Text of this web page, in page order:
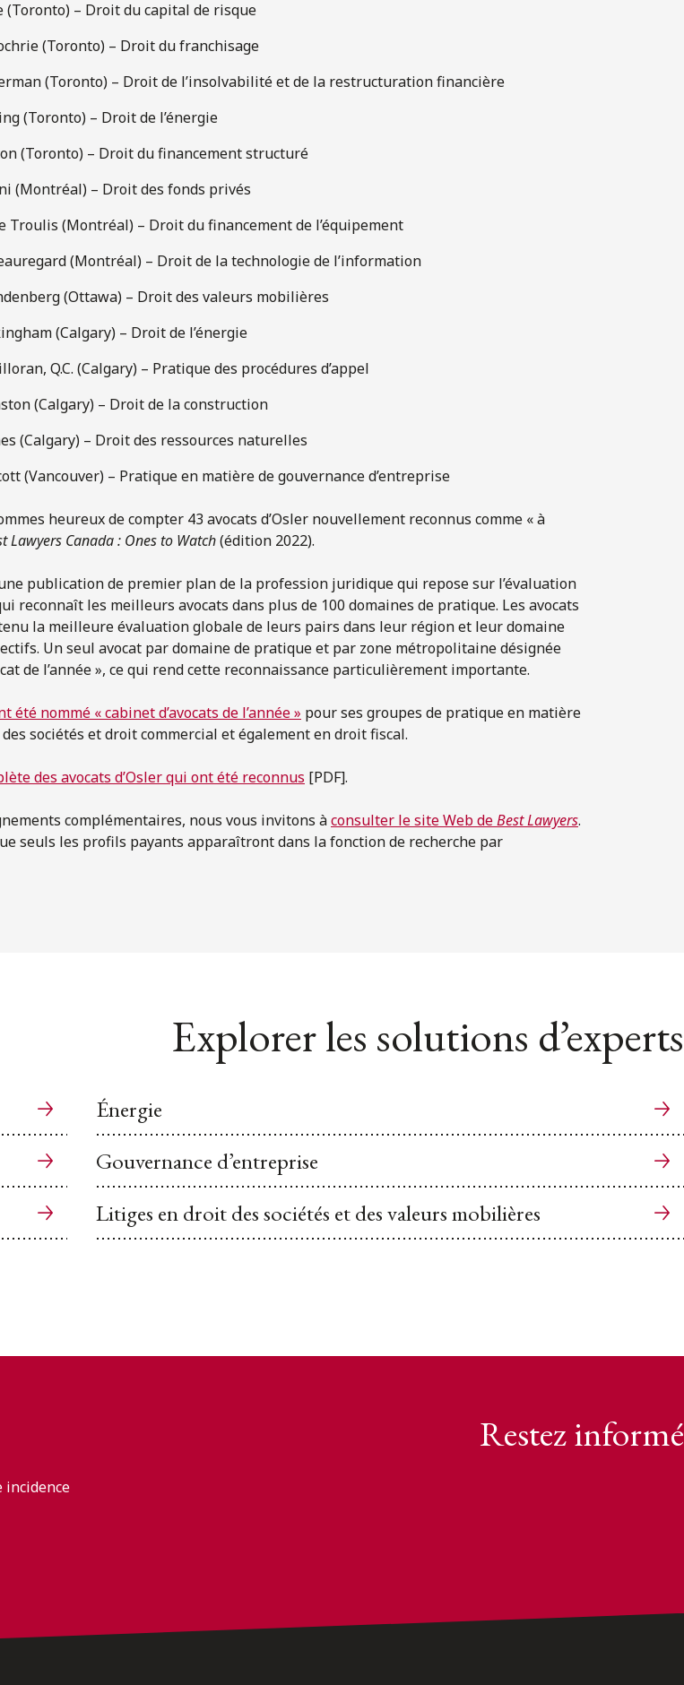
(Toronto) – Droit du capital de risque
(Toronto) – Droit du franchisage
(Toronto) – Droit de l’insolvabilité et de la restructuration financière
(Toronto) – Droit de l’énergie
(Toronto) – Droit du financement structuré
(Montréal) – Droit des fonds privés
Troulis (Montréal) – Droit du financement de l’équipement
(Montréal) – Droit de la technologie de l’information
(Ottawa) – Droit des valeurs mobilières
(Calgary) – Droit de l’énergie
Q.C. (Calgary) – Pratique des procédures d’appel
(Calgary) – Droit de la construction
(Calgary) – Droit des ressources naturelles
(Vancouver) – Pratique en matière de gouvernance d’entreprise
heureux de compter 43 avocats d’Osler nouvellement reconnus comme « à
Lawyers Canada : Ones to Watch(édition 2022).
publication de premier plan de la profession juridique qui repose sur l’évaluation
reconnaît les meilleurs avocats dans plus de 100 domaines de pratique. Les avocats
la meilleure évaluation globale de leurs pairs dans leur région et leur domaine
Un seul avocat par domaine de pratique et par zone métropolitaine désignée
de l’année », ce qui rend cette reconnaissance particulièrement importante.
été nommé « cabinet d’avocats de l’année » pour ses groupes de pratique en matière
sociétés et droit commercial et également en droit fiscal.
des avocats d’Osler qui ont été reconnus [PDF].
complémentaires, nous vous invitons àconsulter le site Web deBest Lawyers.
seuls les profils payants apparaîtront dans la fonction de recherche par
Explorer les solutions d’experts
Énergie
Gouvernance d’entreprise
Litiges en droit des sociétés et des valeurs mobilières
Restez informé
incidence